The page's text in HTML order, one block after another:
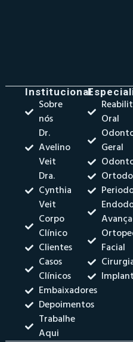
Institucional
Sobre
nós
Dr.
Avelino
Veit
Dra.
Cynthia
Veit
Corpo
Clínico
Clientes
Casos
Clínicos
Embaixadores
Depoimentos
Trabalhe
Aqui
Oral
Geral
Facial